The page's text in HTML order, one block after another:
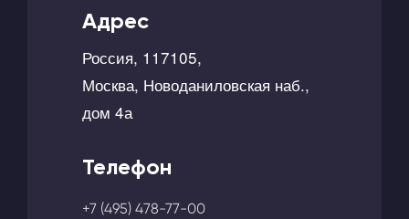
Адрес
Россия, 117105,
Москва, Новоданиловская наб.,
дом 4а
Телефон
+7 (495) 478-77-00